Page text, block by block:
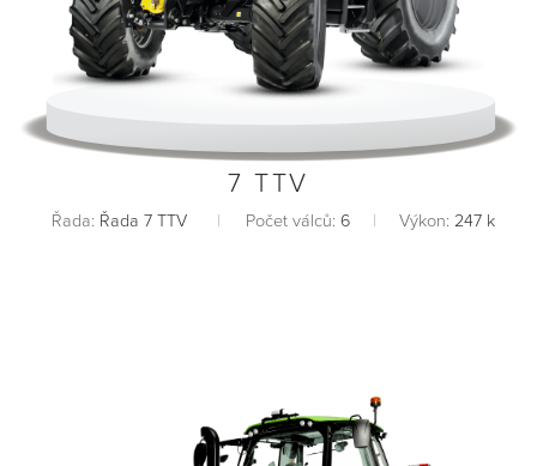
7 TTV
Řada: Řada 7 TTV Počet válců: 6 Výkon: 247 k